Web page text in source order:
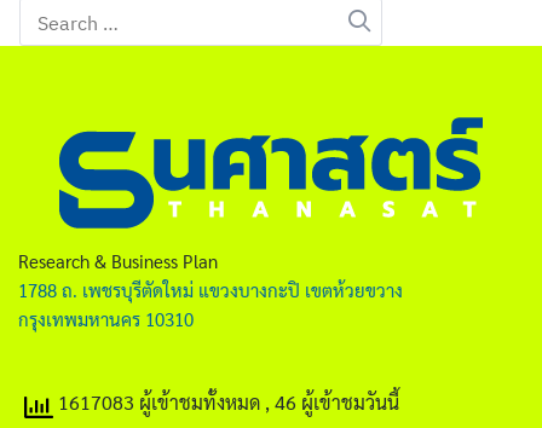
ไทย
English
Search
for:
Research & Business Plan
1788 ถ. เพชรบุรีตัดใหม่ แขวงบางกะปิ เขตห้วยขวาง
กรุงเทพมหานคร 10310
1617083 ผู้เข้าชมทั้งหมด , 46 ผู้เข้าชมวันนี้